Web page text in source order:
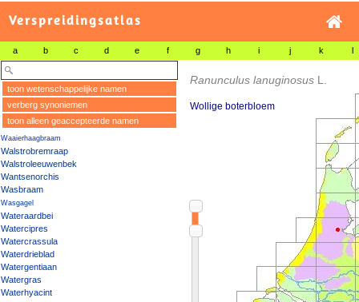
Verspreidingsatlas
a b c d e f g h i j k l
toon wetenschappelijke namen
verberg synoniemen
toon alleen geaccepteerde namen
Waaierhaagbraam
Walstrobremraap
Walstroleeuwenbek
Wantsenorchis
Wasbraam
Wasgagel
Wateraardbei
Watercipres
Watercrassula
Waterdrieblad
Watergentiaan
Watergras
Waterhyacint
Ranunculus lanuginosus L.
Wollige boterbloem